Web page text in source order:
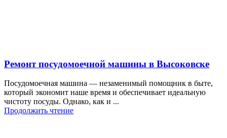
Ремонт посудомоечной машины в Высоковске
Посудомоечная машина — незаменимый помощник в быте,
который экономит наше время и обеспечивает идеальную
чистоту посуды. Однако, как и ...
Продолжить чтение